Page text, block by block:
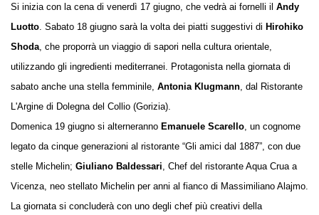
Si inizia con la cena di venerdì 17 giugno, che vedrà ai fornelli il Andy
Luotto . Sabato 18 giugno sarà la volta dei piatti suggestivi di Hirohiko
Shoda , che proporrà un viaggio di sapori nella cultura orientale,
utilizzando gli ingredienti mediterranei. Protagonista nella giornata di
sabato anche una stella femminile, Antonia Klugmann , dal Ristorante
L'Argine di Dolegna del Collio (Gorizia).
Domenica 19 giugno si alterneranno Emanuele Scarello , un cognome
legato da cinque generazioni al ristorante “Gli amici dal 1887”, con due
stelle Michelin; Giuliano Baldessari , Chef del ristorante Aqua Crua a
Vicenza, neo stellato Michelin per anni al fianco di Massimiliano Alajmo.
La giornata si concluderà con uno degli chef più creativi della